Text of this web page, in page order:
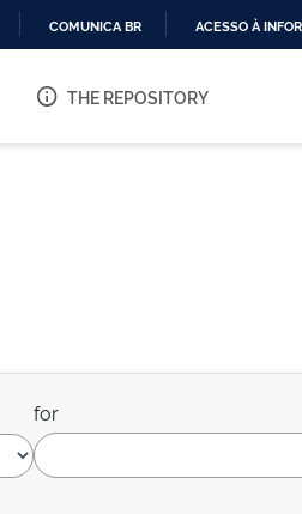
O
COMUNICA BR ACESSO À
THE REPOSITORY
for